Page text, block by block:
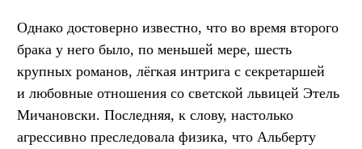
Однако достоверно известно, что во время второго
брака у него было, по меньшей мере, шесть
крупных романов, лёгкая интрига с секретаршей
и любовные отношения со светской львицей Этель
Мичановски. Последняя, к слову, настолько
агрессивно преследовала физика, что Альберту